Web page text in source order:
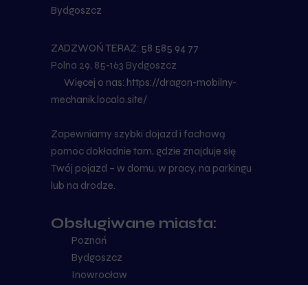
Bydgoszcz
ZADZWOŃ TERAZ: 58 585 94 77
Polna 29, 85-163 Bydgoszcz
Więcej o nas: https://dragon-mobilny-
mechanik.localo.site/
Zapewniamy szybki dojazd i fachową
pomoc dokładnie tam, gdzie znajduje się
Twój pojazd – w domu, w pracy, na parkingu
lub na drodze.
Obsługiwane miasta:
Poznań
Bydgoszcz
Inowrocław